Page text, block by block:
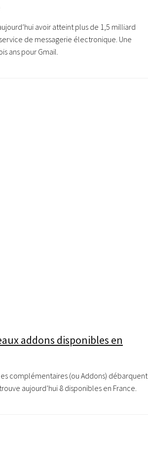
avoir atteint plus de 1,5 milliard
de messagerie électronique. Une
ans pour Gmail.
addons disponibles en
complémentaires (ou Addons) débarquent
aujourd’hui 8 disponibles en France.